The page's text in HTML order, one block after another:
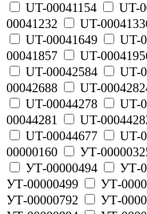
UT-00041154
UT-
00041232
UT-
UT-00041649
UT-
00041857
UT-
UT-00042584
UT-
00042688
UT-
UT-00044278
UT-
00044281
UT-
UT-00044677
UT-
00000160
УТ-
УТ-00000494
УТ-
УТ-00000499
УТ-
УТ-00000792
УТ-